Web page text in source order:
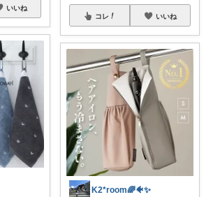
いいね
コレ いいね
K2*room🌈🐠✨